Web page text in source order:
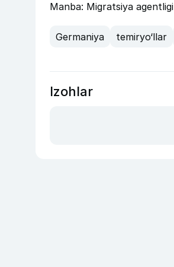
Manba: Migratsiya agentligi
Germaniya temiryo‘llar
Izohlar